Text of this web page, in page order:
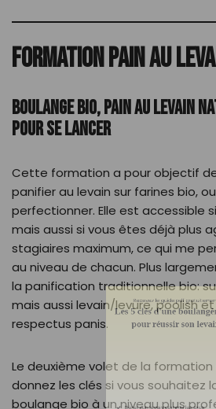
FORMATION PAIN AU
BOULANGE BIO, PAIN AU LEVAIN
POUR SE LANCER
Cette formation a pour objectif
panifier au levain sur farines bio,
perfectionner. Elle est accessible
mais aussi si vous êtes déjà plus
stagiaires maximum, ce qui me
au niveau de chacun. Plus
la panification traditionnelle bio:
mais aussi levain/levure, poolish
respectus panis.
Le deuxième volet de la
donnez les clés si vous souhaitez
boulange bio à un niveau plus
Recevez le guide pdf
pour réussir
Gérer son levain comme